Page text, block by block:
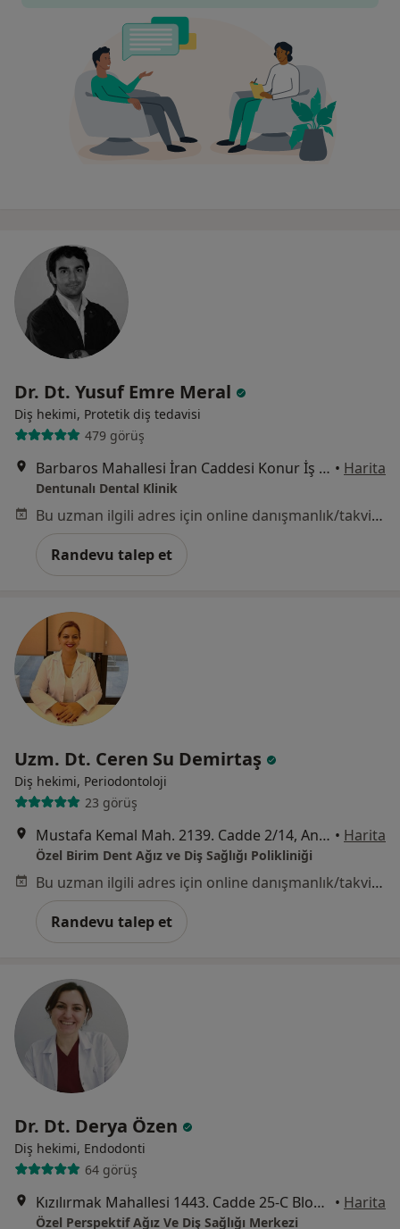
Dr. Dt. Yusuf Emre Meral
Diş hekimi, Protetik diş tedavisi
479 görüş
Barbaros Mahallesi İran Caddesi Konur İş Merkezi 13/9 Kavaklıdere, Çankaya • Harita
Dentunalı Dental Klinik
Bu uzman ilgili adres için online danışmanlık/takvim sunmuyor.
Randevu talep et
Uzm. Dt. Ceren Su Demirtaş
Diş hekimi, Periodontoloji
23 görüş
Mustafa Kemal Mah. 2139. Cadde 2/14, Ankara • Harita
Özel Birim Dent Ağız ve Diş Sağlığı Polikliniği
Bu uzman ilgili adres için online danışmanlık/takvim sunmuyor.
Randevu talep et
Dr. Dt. Derya Özen
Diş hekimi, Endodonti
64 görüş
Kızılırmak Mahallesi 1443. Cadde 25-C Blok D:7, Ankara • Harita
Özel Perspektif Ağız Ve Diş Sağlığı Merkezi